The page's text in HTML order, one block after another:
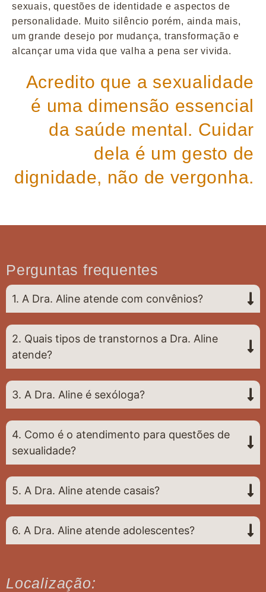
sexuais, questões de identidade e aspectos de
personalidade. Muito silêncio porém, ainda mais,
um grande desejo por mudança, transformação e
alcançar uma vida que valha a pena ser vivida.
Acredito que a sexualidade
é uma dimensão essencial
da saúde mental. Cuidar
dela é um gesto de
dignidade, não de vergonha.
Perguntas frequentes
1. A Dra. Aline atende com convênios?
2. Quais tipos de transtornos a Dra. Aline
atende?
3. A Dra. Aline é sexóloga?
4. Como é o atendimento para questões de
sexualidade?
5. A Dra. Aline atende casais?
6. A Dra. Aline atende adolescentes?
Localização: